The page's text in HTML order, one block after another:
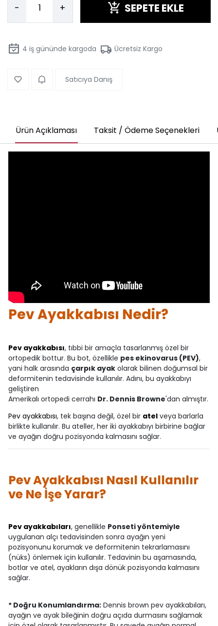
- + SEPETE EKLE
4 iş gününde kargoda Ücretsiz Kargo
Satıcıya Danış
Ürün Açıklaması Taksit / Ödeme Seçenekleri
Pev Ayakkabısı Nedir?
Pev ayakkabısı, tıbbi bir amaçla tasarlanmış özel bir
ortopedik bottur. Bu bot, özellikle pes ekinovarus (PEV),
yani halk arasında çarpık ayakolarak bilinen doğumsal bir
deformitenin tedavisinde kullanılır. Adını, bu ayakkabıyı
geliştiren
Amerikalı ortopedi cerrahı Dr. Dennis Browne'dan almıştır.
Pev ayakkabısı, tek başına değil, özel bir atelveya barlarla
birlikte kullanılır. Bu ateller, her iki ayakkabıyı birbirine bağlar
ve ayağın doğru pozisyonda kalmasını sağlar.
Pev Ayakkabısı Nasıl Kullanılır
ve Ne İşe Yarar?
Pev ayakkabıları, genellikle Ponseti yöntemiyle
uygulanan alçı tedavisinden sonra ayağın yeni
pozisyonunu korumak ve deformitenin tekrarlamasını
(nüks) önlemek için kullanılır. Tedavinin bu aşamasında,
botlar ve atel, ayakların dışa dönük pozisyonda kalmasını
sağlar.
* Doğru Konumlandırma:Dennis brown pev ayakkabıları,
ayağın ve ayak bileğinin doğru açıda durmasını sağlamak